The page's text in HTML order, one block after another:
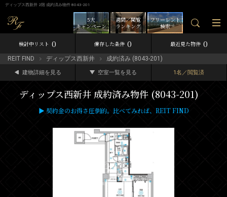
ディップス西新井 2階 成約済み物件 8043-201
フリーレント
検索
週間／閲覧
ランキング
5大
キャンペーン
検討中リスト 0 保存した条件 0 最近見た物件 0
REIT FIND ディップス西新井 成約済み (8043-201)
建物詳細を見る 空室一覧を見る 1名／閲覧済
ディップス西新井 成約済み物件 (8043-201)
▶ 契約金のお得さ圧倒的。比べてみれば、REIT FIND